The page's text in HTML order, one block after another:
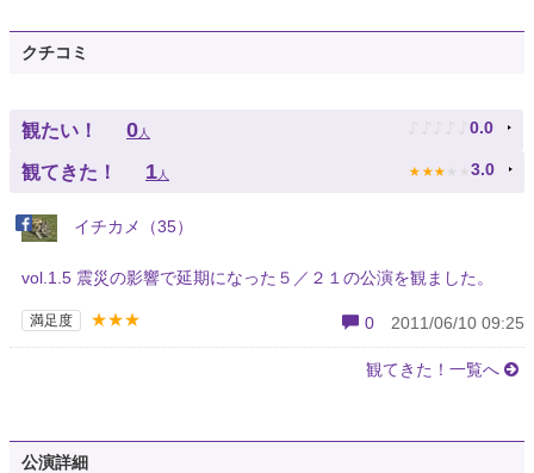
クチコミ
観たい！ 0人 ♪ ♪ ♪ ♪ ♪ 0.0
観てきた！ 1人 ★ ★ ★ ★ ★ 3.0
イチカメ（35）
vol.1.5 震災の影響で延期になった５／２１の公演を観ました。
満足度 ★★★ 0 2011/06/10 09:25
観てきた！一覧へ
公演詳細